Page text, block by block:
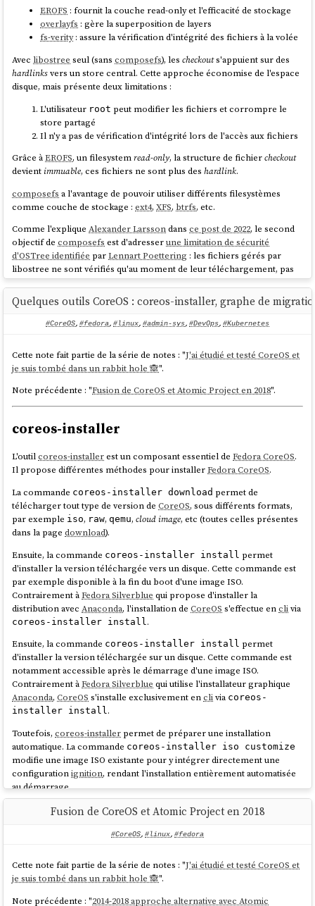
améliorant ainsi l'efficacité des téléchargements différentiels, bien que
restant inférieur à des capacités delibostree. À noter que seul le
registryquaysupporte actuellement ce format —Docker Hub ne le
En explorant ce sujet de déduplication (qui permet de réduire la taille
des données à télécharger lors des mises à jour),
Note suivante : "Convergence vers Bootc
EROFS : fournit la couche read-only et l'efficacité de stockage
overlayfs : gère la superposition de layers
fs-verity: assure la vérification d'intégrité des fichiers à la volée
Avec libostree seul (sanscomposefs), lescheckouts'appuient sur des
hardlinksvers un store central. Cette approche économise de l'espace
disque, mais présente deux limitations :
L'utilisateur root peut modifier les fichiers et corrompre le
store partagé
Il n'y a pas de vérification d'intégrité lors de l'accès aux fichiers
Grâce àEROFS, un filesystemread-only, la structure de fichiercheckout
devientimmuable, ces fichiers ne sont plus deshardlink.
composefs a l'avantage de pouvoir utiliser différents filesystèmes
comme couche de stockage :ext4,XFS, btrfs, etc.
Comme l'expliqueAlexander Larssondansce post de 2022, le second
objectif decomposefs est d'adresserune limitation de sécurité
d'OSTree identifiée parLennart Poettering : les fichiers gérés par
libostree ne sont vérifiés qu'au moment de leur téléchargement, pas
lors de leur utilisation.
Grâce àfs-verity(une fonctionnalité du kernelLinux),composefs
permet la vérification cryptographique des fichiers à chaque accès
maîtrise assez mal cette partie sécurité.
"Composefs for integrity protection and data sharing" de décembre
2022 ou encoretous les billets de Alexander Larsson au sujet de
, ainsi que ce
à mieux comprendre par la pratique.
composefsaété intégré dans la version 41deFedora CoreOSetla
version 42deFedora Silverblue. Voici une vérification de la présence
stephane@stephane-coreos:~$ ostree --version
libostree:
Git: 99a03a7bb8caa774668222a0caace3b7e734042e
Features:
- inode64
- initial-var
- libcurl
- libsoup3
- composefs   <==== ici
- ex-fsverity
- libarchive
- selinux
- openssl
- sign-ed25519
- sign-spki
- libmount
- systemd
- release
- p2p
stephane@stephane-coreos:~$ mount | grep -i
type overlay
rivate/cfsroot-
lower,datadir+=/sysroot/ostree/repo/objects,re
Quelques outils CoreOS : coreos-installer, graphe de
#CoreOS, #fedora, #linux, #admin-sys, #DevOps, #Kubernetes
Cette note fait partie de la série de notes : "J'ai étudié et testé CoreOS et
je suis tombé dans un rabbit hole 🙈".
Note précédente : "Fusion de CoreOS et Atomic Project en 2018".
coreos-installer
L'outilcoreos-installerest un composant essentiel deFedora CoreOS.
Il propose différentes méthodes pour installerFedora CoreOS.
La commande coreos-installer download permet de
télécharger tout type de version deCoreOS, sous différents formats,
par exemple iso, raw,qemu,cloud image, etc (toutes celles présentes
dans la pagedownload).
Ensuite, la commande coreos-installer install permet
d'installer la version téléchargée vers un disque. Cette commande est
par exemple disponible à la fin du boot d'une image ISO.
Contrairement àFedora Silverblue qui propose d'installer la
distribution avecAnaconda, l'installation deCoreOS s'effectue enclivia
coreos-installer install .
Ensuite, la commande coreos-installer install permet
d'installer la version téléchargée sur un disque. Cette commande est
notamment accessible après le démarrage d'une image ISO.
Contrairement àFedora Silverblue qui utilise l'installateur graphique
Anaconda,CoreOS s'installe exclusivement enclivia coreos-
installer install.
Toutefois,coreos-installer permet de préparer une installation
automatique. La commande coreos-installer iso customize
modifie une image ISO existante pour y intégrer directement une
configurationignition, rendant l'installation entièrement automatisée
au démarrage.
Voici un exemple dans monplayground:atomic-os-
Graphe de migration de versions
Fusion de CoreOS et Atomic Project en 2018
#CoreOS, #linux, #fedora
Cette note fait partie de la série de notes : "J'ai étudié et testé CoreOS et
je suis tombé dans un rabbit hole 🙈".
Note précédente : "2014-2018 approche alternative avec Atomic